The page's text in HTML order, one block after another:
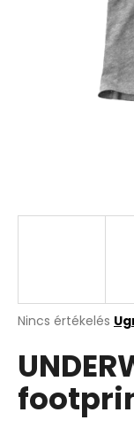
A
átlagos
értékelése
5-
ből
Nincs értékelés